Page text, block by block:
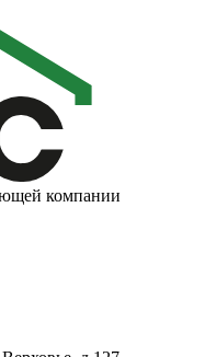
компании